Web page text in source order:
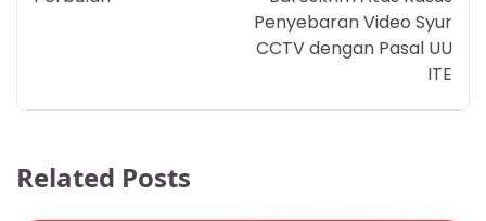
Penyebaran Video Syur
CCTV dengan Pasal UU
ITE
Related Posts